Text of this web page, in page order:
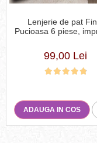
Lenjerie de pat
Pucioasa 6 piese,
alb și auriu-R619
99,00 Lei
ADAUGA IN COS